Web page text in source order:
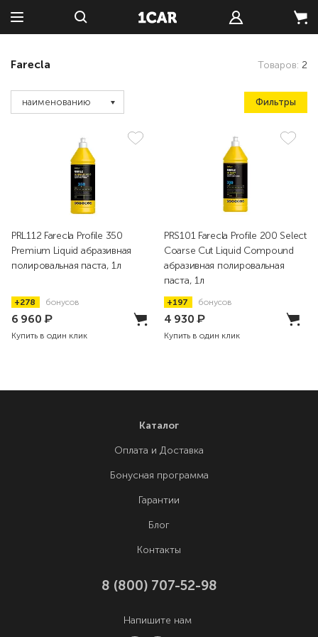
Farecla Товаров: 2
наименованию Фильтры
PRL112 Farecla Profile 350
Premium Liquid абразивная
полировальная паста, 1л
+278 бонусов
6 960₽
Купить в один клик
PRS101 Farecla Profile 200 Select
Coarse Cut Liquid Compound
абразивная полировальная
паста, 1л
+197 бонусов
4 930₽
Купить в один клик
Каталог
Оплата и Доставка
Бонусная программа
Гарантии
Блог
Контакты
8 (800) 707-52-98
Напишите нам